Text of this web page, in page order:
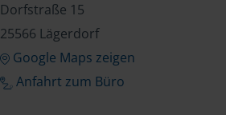
Dorfstraße 15
25566 Lägerdorf
Google Maps zeigen
Anfahrt zum Büro